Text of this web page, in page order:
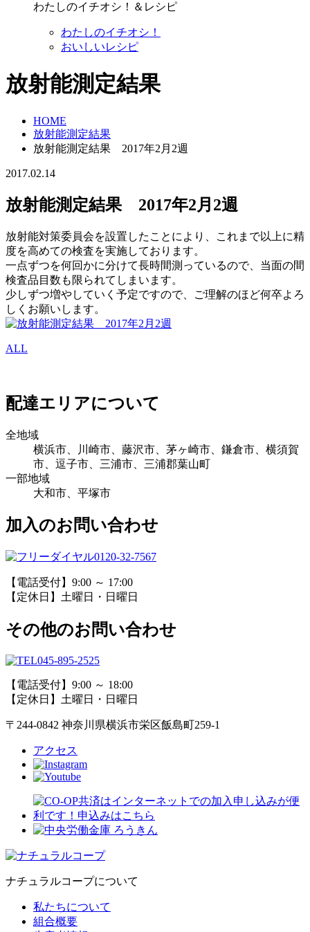
わたしのイチオシ！＆レシピ
わたしのイチオシ！
おいしいレシピ
放射能測定結果
HOME
放射能測定結果
放射能測定結果 2017年2月2週
2017.02.14
放射能測定結果 2017年2月2週
放射能対策委員会を設置したことにより、これまで以上に精
度を高めての検査を実施しております。
一点ずつを何回かに分けて長時間測っているので、当面の間
検査品目数も限られてしまいます。
少しずつ増やしていく予定ですので、ご理解のほど何卒よろ
しくお願いします。
ALL
配達エリアについて
全地域
横浜市、川崎市、藤沢市、茅ヶ崎市、鎌倉市、横須賀
市、逗子市、三浦市、三浦郡葉山町
一部地域
大和市、平塚市
加入のお問い合わせ
0120-32-7567
【電話受付】9:00 ～ 17:00
【定休日】土曜日・日曜日
その他のお問い合わせ
045-895-2525
【電話受付】9:00 ～ 18:00
【定休日】土曜日・日曜日
〒244-0842 神奈川県横浜市栄区飯島町259-1
アクセス
ナチュラルコープについて
私たちについて
組合概要